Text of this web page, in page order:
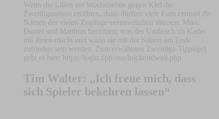
Wenn die Lilien am Wochenende gegen Kiel die
Zweitligasaison eröffnen, dann dürften viele Fans erstmal die
Namen der vielen Zugänge verinnerlichen müssen. Mike,
Daniel und Matthias berichten, was der Umbrach im Kader
mit ihnen macht und wann sie mit der Saison am Ende
zufrieden sein werden. Zum erwähnten Zweitliga-Tippsipel
geht es hier: https://login.tipp.one/hochundweit.php
Tim Walter: „Ich freue mich, dass
sich Spieler bekehren lassen“